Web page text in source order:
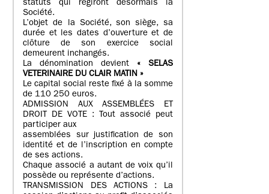
statuts qui régiront désormais la
Société.
L’objet de la Société, son siège, sa
durée et les dates d’ouverture et de
clôture de son exercice social
demeurent inchangés.
La dénomination devient « SELAS
VETERINAIRE DU CLAIR MATIN »
Le capital social reste fixé à la somme
de 110 250 euros.
ADMISSION AUX ASSEMBLÉES ET
DROIT DE VOTE : Tout associé peut
participer aux
assemblées sur justification de son
identité et de l’inscription en compte
de ses actions.
Chaque associé a autant de voix qu’il
possède ou représente d’actions.
TRANSMISSION DES ACTIONS : La